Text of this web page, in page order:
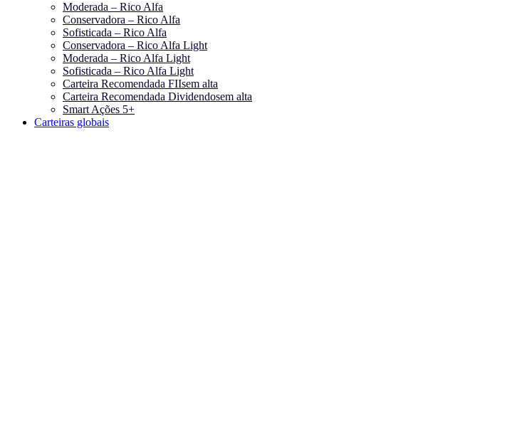
Moderada – Rico Alfa
Conservadora – Rico Alfa
Sofisticada – Rico Alfa
Conservadora – Rico Alfa Light
Moderada – Rico Alfa Light
Sofisticada – Rico Alfa Light
Carteira Recomendada FIIsem alta
Carteira Recomendada Dividendosem alta
Smart Ações 5+
Carteiras globais